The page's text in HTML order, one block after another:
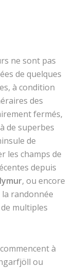
ne sont pas
de quelques
à condition
des
fermés,
de superbes
de
les champs de
depuis
, ou encore
randonnée
de multiples
à
ou